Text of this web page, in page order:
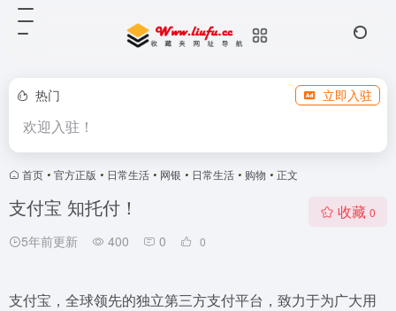
热门 立即入驻
欢迎入驻！
首页 • 官方正版 • 日常生活 • 网银 • 日常生活 • 购物 • 正文
支付宝 知托付！
5年前更新 400 0 0
收藏 0
支付宝，全球领先的独立第三方支付平台，致力于为广大用